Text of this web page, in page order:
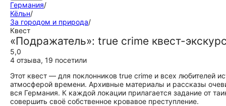
Германия/
Кёльн/
За городом и природа/
Квест
«Подражатель»: true crime квест-
5,0
4 отзыва, 19 посетили
Этот квест — для поклонников true crime и всех любителей
атмосферой времени. Архивные материалы и рассказы
вся Германия. К каждой локации прилагается задание от
совершить своё собственное кровавое преступление.